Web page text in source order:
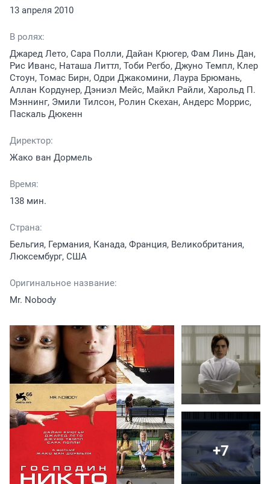
13 апреля 2010
В ролях:
Джаред Лето, Сара Полли, Дайан Крюгер, Фам Линь Дан,
Рис Иванс, Наташа Литтл, Тоби Регбо, Джуно Темпл, Клер
Стоун, Томас Бирн, Одри Джакомини, Лаура Брюмань,
Аллан Кордунер, Дэниэл Мейс, Майкл Райли, Харольд П.
Мэннинг, Эмили Тилсон, Ролин Скехан, Андерс Моррис,
Паскаль Дюкенн
Директор:
Жако ван Дормель
Время:
138 мин.
Страна:
Бельгия, Германия, Канада, Франция, Великобритания,
Люксембург, США
Оригинальное название:
Mr. Nobody
+7